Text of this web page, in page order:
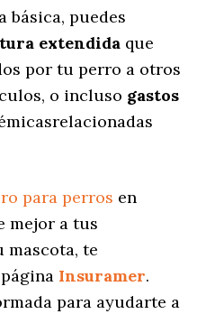
básica, puedes
extendida que
por tu perro a otros
o incluso gastos
para perros en
mejor a tus
mascota, te
Insuramer.
para ayudarte a